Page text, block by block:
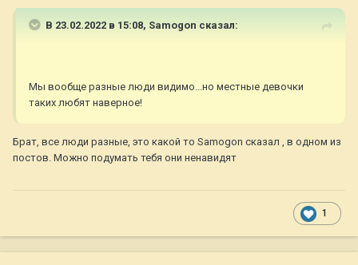
В 23.02.2022 в 15:08, Samogon сказал:
Мы вообще разные люди видимо...но местные девочки
таких любят наверное!
Брат, все люди разные, это какой то Samogon сказал , в одном из
постов. Можно подумать тебя они ненавидят
1